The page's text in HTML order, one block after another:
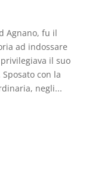
Agnano, fu il
ad indossare
il suo
con la
negli...